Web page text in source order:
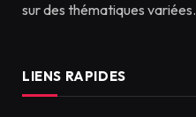
sur des thématiques variées.
LIENS RAPIDES